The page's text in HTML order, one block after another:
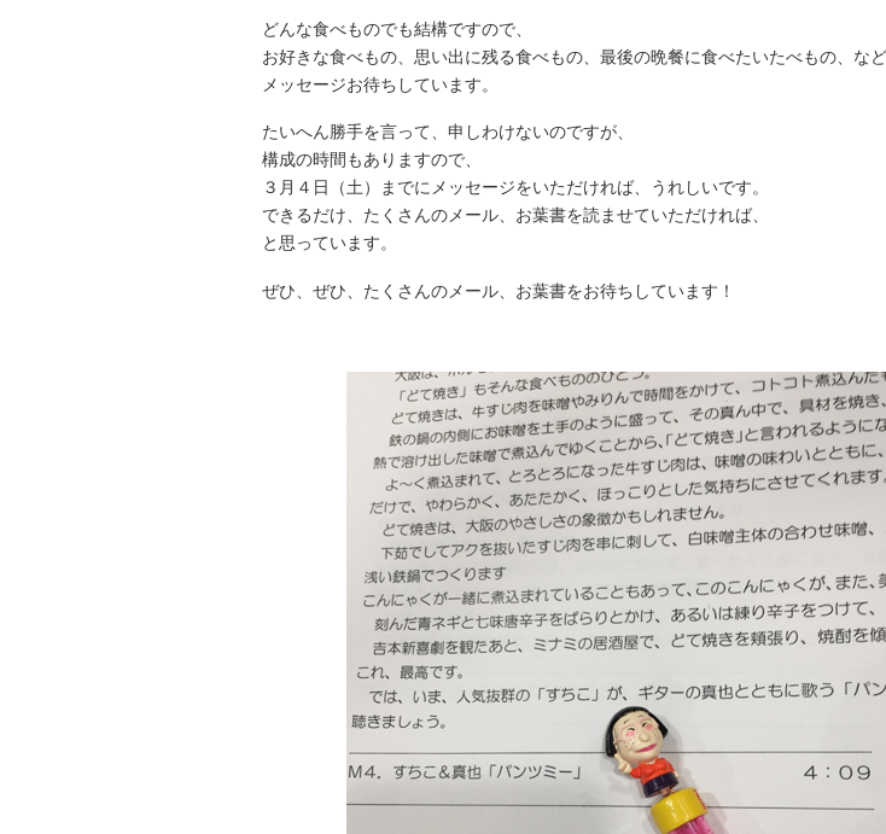
どんな食べものでも結構ですので、
お好きな食べもの、思い出に残る食べもの、最後の晩餐に食べたいたべもの、など
メッセージお待ちしています。
たいへん勝手を言って、申しわけないのですが、
構成の時間もありますので、
３月４日（土）までにメッセージをいただければ、うれしいです。
できるだけ、たくさんのメール、お葉書を読ませていただければ、
と思っています。
ぜひ、ぜひ、たくさんのメール、お葉書をお待ちしています！